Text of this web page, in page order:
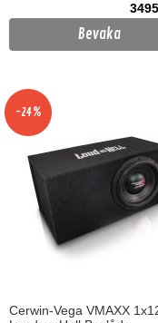
Bevaka
-24%
Cerwin-Vega VMAXX